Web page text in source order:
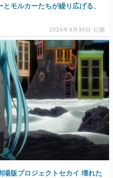
モルカーたちが繰り広げる、
2024年9月30日 公開
場版プロジェクトセカイ 壊れた